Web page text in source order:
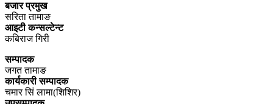
बजार प्रमुख
सरिता तामाङ
आइटी कन्सल्टेन्ट
कबिराज गिरी
सम्पादक
जगत तामाङ
कार्यकारी सम्पादक
चमार सिं लामा(शिशिर)